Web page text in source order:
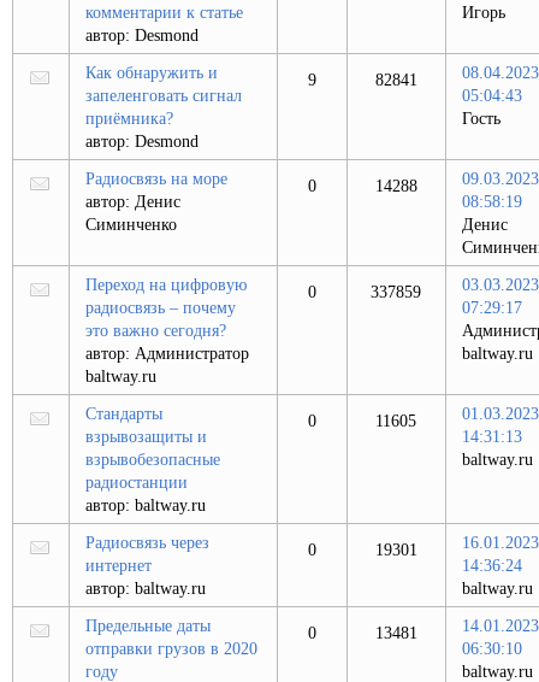
комментарии к статье
автор: Desmond
Игорь
Как обнаружить и
запеленговать сигнал
приёмника?
автор: Desmond
9 82841
08.04.2023
05:04:43
Гость
Радиосвязь на море
автор: Денис
Симинченко
0 14288
09.03.2023
08:58:19
Денис
Переход на цифровую
радиосвязь – почему
это важно сегодня?
автор: Администратор
baltway.ru
0 337859
03.03.2023
07:29:17
baltway.ru
Стандарты
взрывозащиты и
взрывобезопасные
радиостанции
автор: baltway.ru
0 11605
01.03.2023
14:31:13
baltway.ru
Радиосвязь через
интернет
автор: baltway.ru
0 19301
16.01.2023
14:36:24
baltway.ru
Предельные даты
отправки грузов в 2020
году
0 13481
14.01.2023
06:30:10
baltway.ru